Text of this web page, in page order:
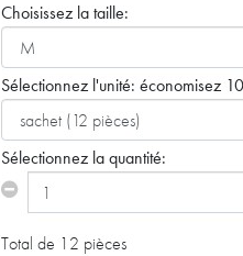
Choisissez la taille:
Sélectionnez l'unité: économisez
Sélectionnez la quantité:
Total de 12 pièces